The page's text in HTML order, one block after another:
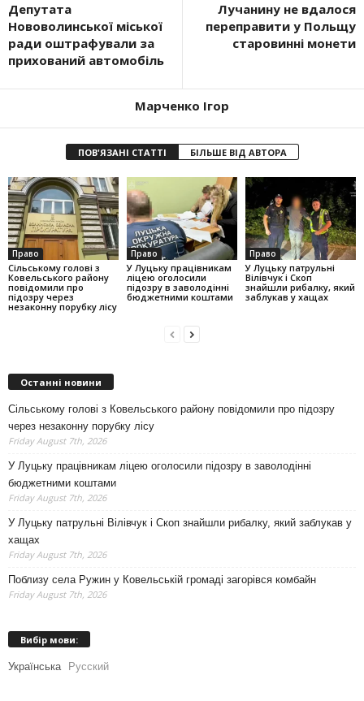
Депутата
Нововолинської міської
ради оштрафували за
прихований автомобіль
Лучанину не вдалося
переправити у Польщу
старовинні монети
Марченко Ігор
ПОВ'ЯЗАНІ СТАТТІ БІЛЬШЕ ВІД АВТОРА
Право
Сільському голові з
Ковельського району
повідомили про
підозру через
незаконну порубку лісу
Право
У Луцьку працівникам
ліцею оголосили
підозру в заволодінні
бюджетними коштами
Право
У Луцьку патрульні
Вілівчук і Скоп
знайшли рибалку, який
заблукав у хащах
Останні новини
Сільському голові з Ковельського району повідомили про підозру
через незаконну порубку лісу
Friday August 7th, 2026
У Луцьку працівникам ліцею оголосили підозру в заволодінні
бюджетними коштами
Friday August 7th, 2026
У Луцьку патрульні Вілівчук і Скоп знайшли рибалку, який заблукав у
хащах
Friday August 7th, 2026
Поблизу села Ружин у Ковельській громаді загорівся комбайн
Friday August 7th, 2026
Вибір мови:
Українська Русский